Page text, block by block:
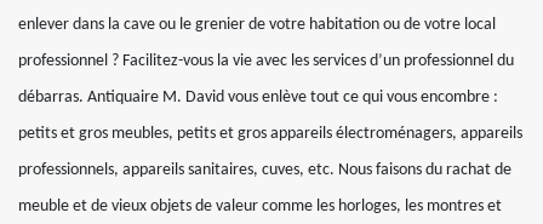
enlever dans la cave ou le grenier de votre habitation ou de votre local
professionnel ? Facilitez-vous la vie avec les services d’un professionnel du
débarras. Antiquaire M. David vous enlève tout ce qui vous encombre :
petits et gros meubles, petits et gros appareils électroménagers, appareils
professionnels, appareils sanitaires, cuves, etc. Nous faisons du rachat de
meuble et de vieux objets de valeur comme les horloges, les montres et